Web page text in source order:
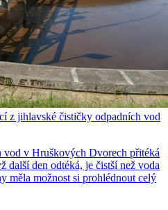
z jihlavské čističky odpadních vod
v Hruškových Dvorech přitéká
další den odtéká, je čistší než voda
měla možnost si prohlédnout celý